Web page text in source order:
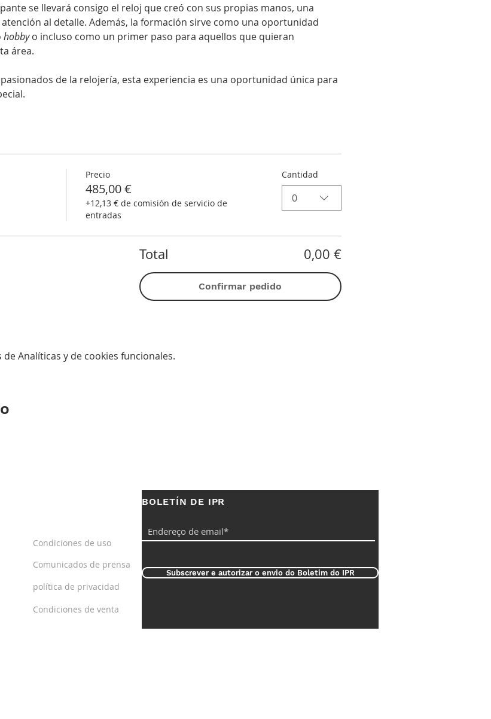
se llevará consigo el reloj que creó con sus propias manos, una
al detalle. Además, la formación sirve como una oportunidad
hobby o incluso como un primer paso para aquellos que quieran
área.
de la relojería, esta experiencia es una oportunidad única para
Precio
485,00 €
+12,13 € de comisión de servicio de
entradas
Cantidad
0
Total 0,00 €
Confirmar pedido
Analíticas y de cookies funcionales.
Condiciones de uso
Comunicados de prensa
política de privacidad
Condiciones de venta
BOLETÍN DE IPR
Subscrever e autorizar o envio do Boletim do IPR